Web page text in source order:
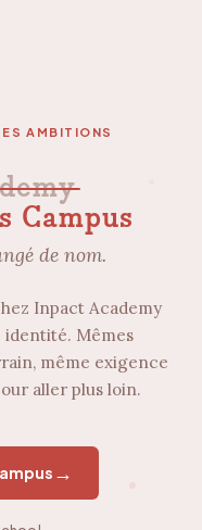
AMBITIONS
Campus
de nom.
Inpact Academy
identité. Mêmes
même exigence
aller plus loin.
→